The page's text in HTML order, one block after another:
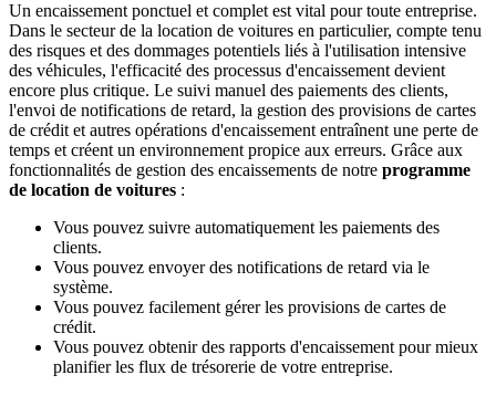
Un encaissement ponctuel et complet est vital pour toute entreprise.
Dans le secteur de la location de voitures en particulier, compte tenu
des risques et des dommages potentiels liés à l'utilisation intensive
des véhicules, l'efficacité des processus d'encaissement devient
encore plus critique. Le suivi manuel des paiements des clients,
l'envoi de notifications de retard, la gestion des provisions de cartes
de crédit et autres opérations d'encaissement entraînent une perte de
temps et créent un environnement propice aux erreurs. Grâce aux
fonctionnalités de gestion des encaissements de notre programme
de location de voitures :
Vous pouvez suivre automatiquement les paiements des
clients.
Vous pouvez envoyer des notifications de retard via le
système.
Vous pouvez facilement gérer les provisions de cartes de
crédit.
Vous pouvez obtenir des rapports d'encaissement pour mieux
planifier les flux de trésorerie de votre entreprise.